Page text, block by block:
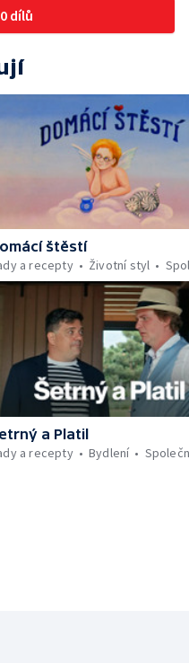
dílů
štěstí
a recepty
Životní styl
a Platil
a recepty
Bydlení